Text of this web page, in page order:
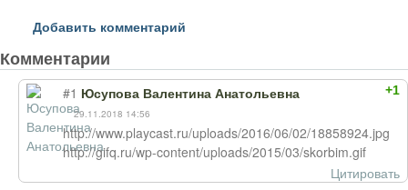
Добавить комментарий
Комментарии
+1
#1 Юсупова Валентина Анатольевна
29.11.2018 14:56
http://www.playcast.ru/uploads/2016/06/02/18858924.jpg
http://gifq.ru/wp-content/uploads/2015/03/skorbim.gif
Цитировать